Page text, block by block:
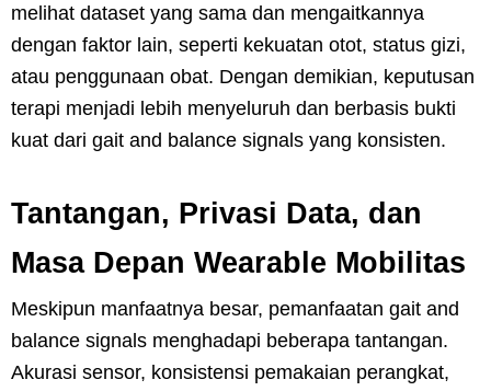
melihat dataset yang sama dan mengaitkannya
dengan faktor lain, seperti kekuatan otot, status gizi,
atau penggunaan obat. Dengan demikian, keputusan
terapi menjadi lebih menyeluruh dan berbasis bukti
kuat dari gait and balance signals yang konsisten.
Tantangan, Privasi Data, dan
Masa Depan Wearable Mobilitas
Meskipun manfaatnya besar, pemanfaatan gait and
balance signals menghadapi beberapa tantangan.
Akurasi sensor, konsistensi pemakaian perangkat,